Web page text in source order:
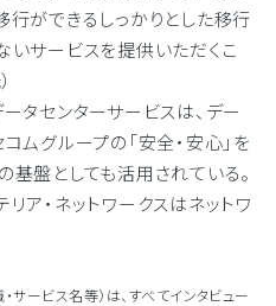
行ができるしっかりとした移行
いサービスを提供いただくこ
タセンターサービスは、デー
ムグループの「安全・安心」を
盤としても活用されている。
ア・ネットワークスはネットワ
サービス名等）は、すべてインタビュー